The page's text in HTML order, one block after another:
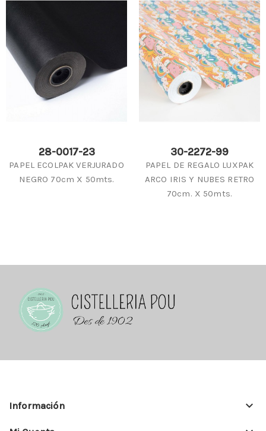
28-0017-23
PAPEL ECOLPAK VERJURADO
NEGRO 70cm X 50mts.
30-2272-99
PAPEL DE REGALO LUXPAK
ARCO IRIS Y NUBES RETRO
70cm. X 50mts.
Información keyboard_arrow_down